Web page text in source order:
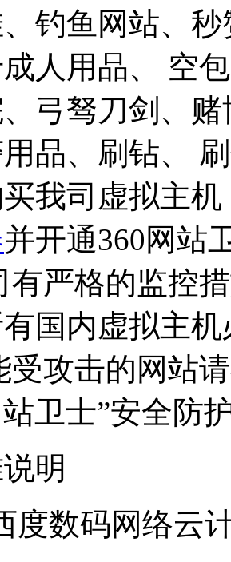
钓鱼网站、
人用品、 空
弓驽刀剑、
品、刷钻、
我司虚拟主
并开通360网站
有严格的监控
有国内虚拟主
受攻击的网站
站卫士”安全防
明
度数码网络云